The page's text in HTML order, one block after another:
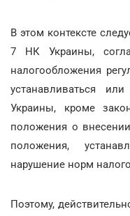
В этом контексте
7 НК Украины,
налогообложения
устанавливаться
Украины, кроме
положения о
положения,
нарушение норм
Поэтому,